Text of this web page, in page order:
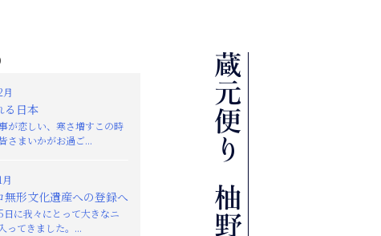
る日本
が恋しい、寒さ増すこの時
さまいかがお過ご...
無形文化遺産への登録へ
日に我々にとって大きなニ
ってきました。...